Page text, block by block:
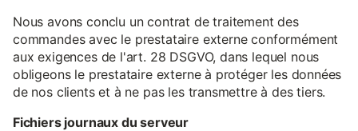
Nous avons conclu un contrat de traitement des
commandes avec le prestataire externe conformément
aux exigences de l'art. 28 DSGVO, dans lequel nous
obligeons le prestataire externe à protéger les données
de nos clients et à ne pas les transmettre à des tiers.
Fichiers journaux du serveur